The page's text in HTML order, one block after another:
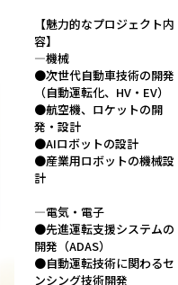
【魅力的なプロジェクト内
容】
―機械
●次世代自動車技術の開発
（自動運転化、HV・EV）
●航空機、ロケットの開
発・設計
●AIロボットの設計
●産業用ロボットの機械設
計
―電気・電子
●先進運転支援システムの
開発（ADAS）
●自動運転技術に関わるセ
ンシング技術開発